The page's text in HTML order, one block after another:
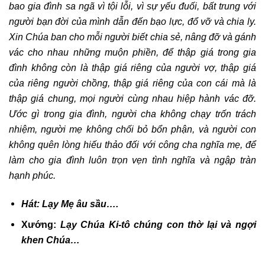
bao gia đình sa ngã vì tội lỗi, vì sự yếu đuối, bất trung với
người bạn đời của mình dẫn đến bạo lực, đổ vỡ vàchia ly.
Xin Chúa ban cho mỗi người biết chia sẻ, nâng đỡ và gánh
vác cho nhau những muộn phiền, để thập giá trong gia
đình không còn là thập giá riêng của người vợ, thập giá
của riêng người chồng, thập giá riêng của con cái mà là
thập giá chung, mọi người cùng nhau hiệp hành vác đỡ.
Ước gì trong gia đình, người cha không chạy trốn trách
nhiệm, người mẹ không chối bỏ bổn phận, và người con
không quên lòng hiếu thảo đối với công cha nghĩa mẹ, để
làm cho gia đình luôn trọn vẹn tình nghĩa và ngập tràn
hạnh phúc.
Hát: Lạy Mẹ âu sầu….
Xướng: Lạy Chúa Ki-tô chúng con thờ lại và ngợi
khen Chúa…